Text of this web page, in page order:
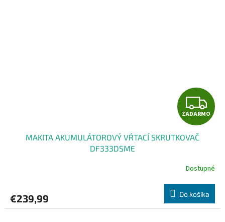
Z
A
A
R
M
ZADARMO
MAKITA AKUMULÁTOROVÝ VŔTACÍ SKRUTKOVAČ
DF333DSME
Dostupné
€239,99 Do košíka